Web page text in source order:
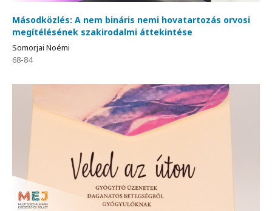
Másodközlés: A nem bináris nemi hovatartozás orvosi
megítélésének szakirodalmi áttekintése
Somorjai Noémi
68-84